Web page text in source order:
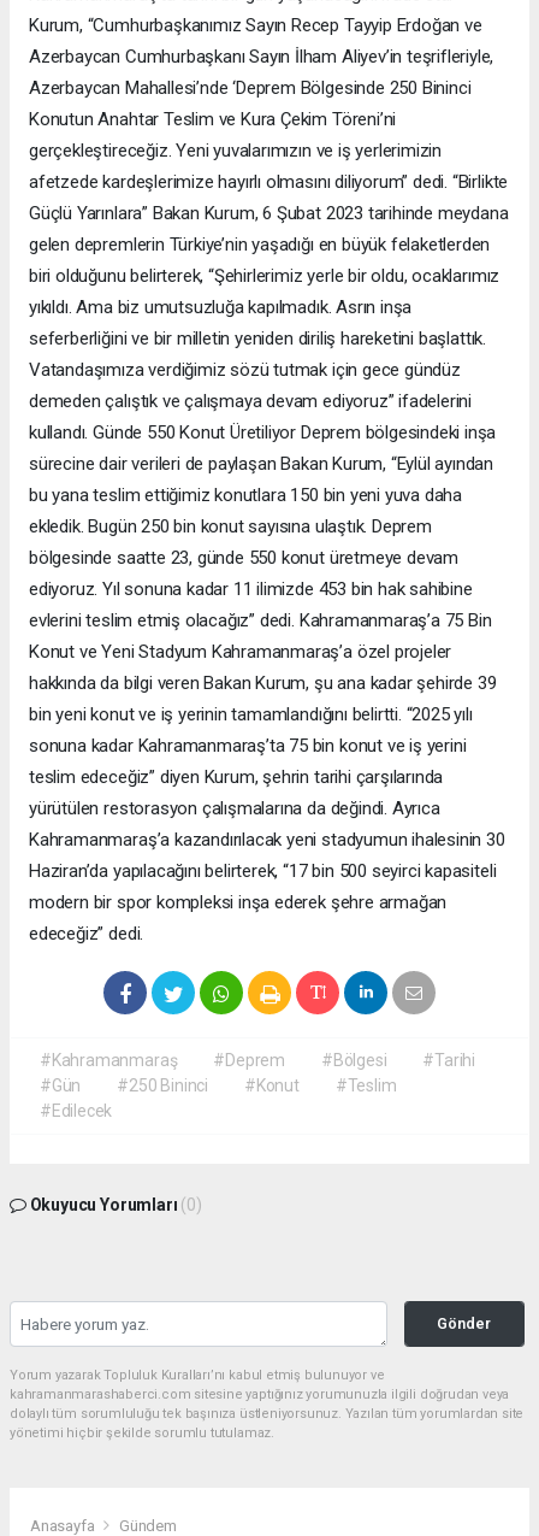
Kurum, “Cumhurbaşkanımız Sayın Recep Tayyip Erdoğan ve
Azerbaycan Cumhurbaşkanı Sayın İlham Aliyev’in teşrifleriyle,
Azerbaycan Mahallesi’nde ‘Deprem Bölgesinde 250 Bininci
Konutun Anahtar Teslim ve Kura Çekim Töreni’ni
gerçekleştireceğiz. Yeni yuvalarımızın ve iş yerlerimizin
afetzede kardeşlerimize hayırlı olmasını diliyorum” dedi. “Birlikte
Güçlü Yarınlara” Bakan Kurum, 6 Şubat 2023 tarihinde meydana
gelen depremlerin Türkiye’nin yaşadığı en büyük felaketlerden
biri olduğunu belirterek, “Şehirlerimiz yerle bir oldu, ocaklarımız
yıkıldı. Ama biz umutsuzluğa kapılmadık. Asrın inşa
seferberliğini ve bir milletin yeniden diriliş hareketini başlattık.
Vatandaşımıza verdiğimiz sözü tutmak için gece gündüz
demeden çalıştık ve çalışmaya devam ediyoruz” ifadelerini
kullandı. Günde 550 Konut Üretiliyor Deprem bölgesindeki inşa
sürecine dair verileri de paylaşan Bakan Kurum, “Eylül ayından
bu yana teslim ettiğimiz konutlara 150 bin yeni yuva daha
ekledik. Bugün 250 bin konut sayısına ulaştık. Deprem
bölgesinde saatte 23, günde 550 konut üretmeye devam
ediyoruz. Yıl sonuna kadar 11 ilimizde 453 bin hak sahibine
evlerini teslim etmiş olacağız” dedi. Kahramanmaraş’a 75 Bin
Konut ve Yeni Stadyum Kahramanmaraş’a özel projeler
hakkında da bilgi veren Bakan Kurum, şu ana kadar şehirde 39
bin yeni konut ve iş yerinin tamamlandığını belirtti. “2025 yılı
sonuna kadar Kahramanmaraş’ta 75 bin konut ve iş yerini
teslim edeceğiz” diyen Kurum, şehrin tarihi çarşılarında
yürütülen restorasyon çalışmalarına da değindi. Ayrıca
Kahramanmaraş’a kazandırılacak yeni stadyumun ihalesinin 30
Haziran’da yapılacağını belirterek, “17 bin 500 seyirci kapasiteli
modern bir spor kompleksi inşa ederek şehre armağan
edeceğiz” dedi.
#Kahramanmaraş #Deprem #Bölgesi
#Tarihi
#Gün
#250 Bininci #Konut
#Teslim
#Edilecek
Okuyucu Yorumları (0)
Gönder
Yorum yazarak Topluluk Kuralları’nı kabul etmiş bulunuyor ve
kahramanmarashaberci.com sitesine yaptığınız yorumunuzla ilgili doğrudan veya
dolaylı tüm sorumluluğu tek başınıza üstleniyorsunuz. Yazılan tüm yorumlardan site
yönetimi hiçbir şekilde sorumlu tutulamaz.
Anasayfa Gündem